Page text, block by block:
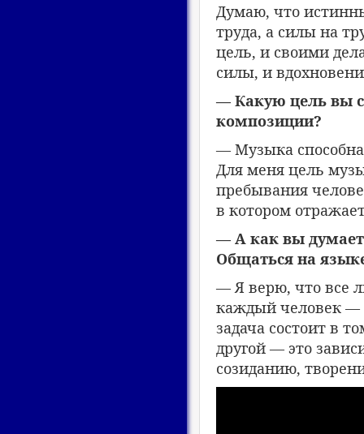
Думаю, что
труда, а силы на
цель, и своими
силы, и
— Какую цель вы
композиции?
— Музыка способна
Для меня цель
пребывания
в котором
— А как вы
Общаться на
— Я верю, что все
каждый человек —
задача состоит в
другой — это
созиданию,